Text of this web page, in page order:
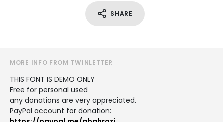
SHARE
MORE INFO FROM TWINLETTER
THIS FONT IS DEMO ONLY
Free for personal used
any donations are very appreciated.
PayPal account for donation: